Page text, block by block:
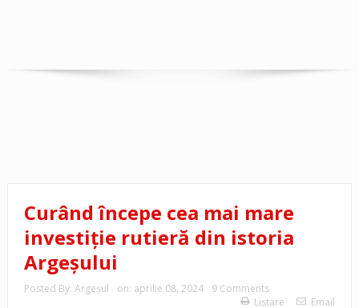
Curând începe cea mai mare
investiție rutieră din istoria
Argeșului
Posted By: Argeşul on: aprilie 08, 2024
9 Comments
Listare
Email